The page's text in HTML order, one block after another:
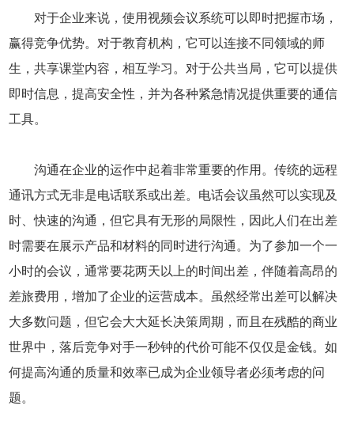
对于企业来说，使用视频会议系统可以即时把握市场，
赢得竞争优势。对于教育机构，它可以连接不同领域的师
生，共享课堂内容，相互学习。对于公共当局，它可以提供
即时信息，提高安全性，并为各种紧急情况提供重要的通信
工具。
沟通在企业的运作中起着非常重要的作用。传统的远程
通讯方式无非是电话联系或出差。电话会议虽然可以实现及
时、快速的沟通，但它具有无形的局限性，因此人们在出差
时需要在展示产品和材料的同时进行沟通。为了参加一个一
小时的会议，通常要花两天以上的时间出差，伴随着高昂的
差旅费用，增加了企业的运营成本。虽然经常出差可以解决
大多数问题，但它会大大延长决策周期，而且在残酷的商业
世界中，落后竞争对手一秒钟的代价可能不仅仅是金钱。如
何提高沟通的质量和效率已成为企业领导者必须考虑的问
题。